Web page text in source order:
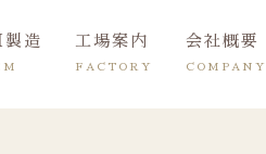
造 工場案内
FACTORY
会社概要
COMPANY